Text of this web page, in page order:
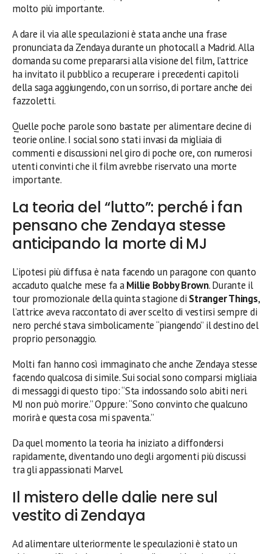
molto più importante.
A dare il via alle speculazioni è stata anche una frase
pronunciata da Zendaya durante un photocall a Madrid. Alla
domanda su come prepararsi alla visione del film, l’attrice
ha invitato il pubblico a recuperare i precedenti capitoli
della saga aggiungendo, con un sorriso, di portare anche dei
fazzoletti.
Quelle poche parole sono bastate per alimentare decine di
teorie online. I social sono stati invasi da migliaia di
commenti e discussioni nel giro di poche ore, con numerosi
utenti convinti che il film avrebbe riservato una morte
importante.
La teoria del “lutto”: perché i fan
pensano che Zendaya stesse
anticipando la morte di MJ
L’ipotesi più diffusa è nata facendo un paragone con quanto
accaduto qualche mese fa aMillie Bobby Brown. Durante il
tour promozionale della quinta stagione di Stranger Things,
l’attrice aveva raccontato di aver scelto di vestirsi sempre di
nero perché stava simbolicamente “piangendo” il destino del
proprio personaggio.
Molti fan hanno così immaginato che anche Zendaya stesse
facendo qualcosa di simile. Sui social sono comparsi migliaia
di messaggi di questo tipo: “Sta indossando solo abiti neri.
MJ non può morire.” Oppure: “Sono convinto che qualcuno
morirà e questa cosa mi spaventa.”
Da quel momento la teoria ha iniziato a diffondersi
rapidamente, diventando uno degli argomenti più discussi
tra gli appassionati Marvel.
Il mistero delle dalie nere sul
vestito di Zendaya
Ad alimentare ulteriormente le speculazioni è stato un